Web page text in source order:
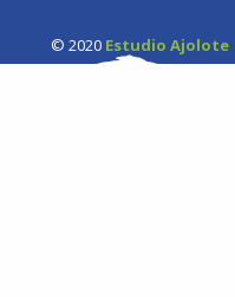
© 2020 Estudio Ajolote